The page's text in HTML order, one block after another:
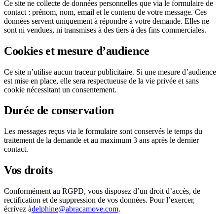
Ce site ne collecte de données personnelles que via le formulaire de
contact : prénom, nom, email et le contenu de votre message. Ces
données servent uniquement à répondre à votre demande. Elles ne
sont ni vendues, ni transmises à des tiers à des fins commerciales.
Cookies et mesure d’audience
Ce site n’utilise aucun traceur publicitaire. Si une mesure d’audience
est mise en place, elle sera respectueuse de la vie privée et sans
cookie nécessitant un consentement.
Durée de conservation
Les messages reçus via le formulaire sont conservés le temps du
traitement de la demande et au maximum 3 ans après le dernier
contact.
Vos droits
Conformément au RGPD, vous disposez d’un droit d’accès, de
rectification et de suppression de vos données. Pour l’exercer,
écrivez àdelphine@abracamove.com.